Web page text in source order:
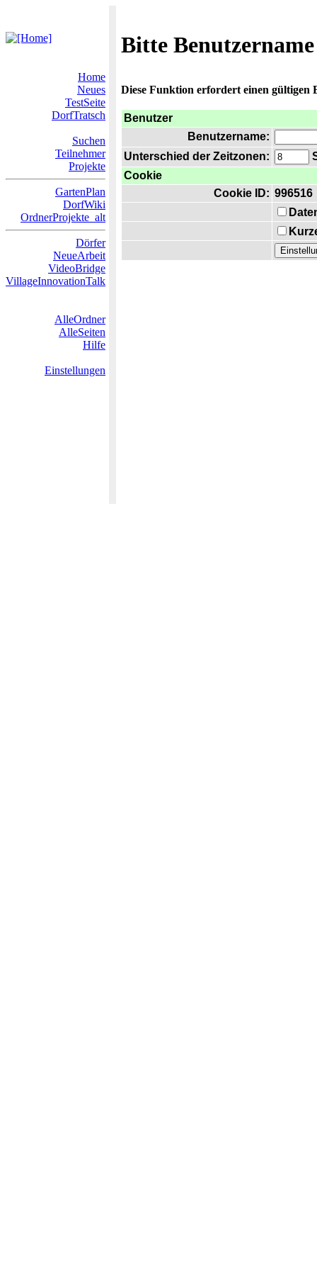
Bitte
Home
Neues
TestSeite
DorfTratsch
Suchen
Teilnehmer
Projekte
GartenPlan
DorfWiki
OrdnerProjekte_alt
Dörfer
NeueArbeit
VideoBridge
VillageInnovationTalk
AlleOrdner
AlleSeiten
Hilfe
Einstellungen
Diese Funktion erfordert einen gültigen
Benutzer
Benutzername:
Unterschied der Zeitzonen:
Cookie
Cookie ID: 996516